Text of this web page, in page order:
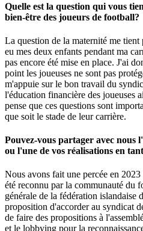
Quelle est la question qui vous
bien-être des joueurs de football?
La question de la maternité me
eu mes deux enfants pendant ma
pas encore été mise en place. J'ai
point les joueuses ne sont pas
m'appuie sur le bon travail du
l'éducation financière des joueuses
pense que ces questions sont
que soit le stade de leur carrière.
Pouvez-vous partager avec nous
ou l'une de vos réalisations en
Nous avons fait une percée en
été reconnu par la communauté du
générale de la fédération islandaise
proposition d'accorder au syndicat
de faire des propositions à
et le lobbying pour la